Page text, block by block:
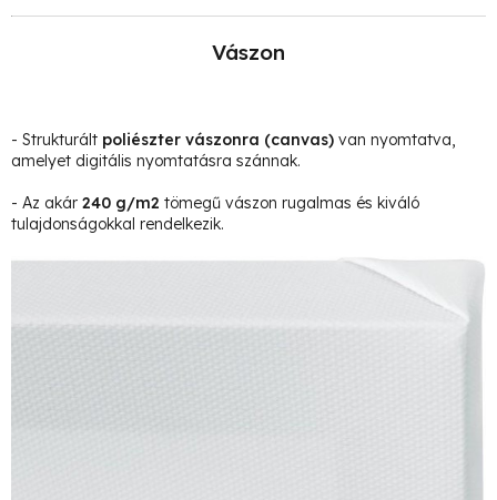
Vászon
- Strukturált poliészter vászonra (canvas) van nyomtatva,
amelyet digitális nyomtatásra szánnak.
- Az akár 240 g/m2 tömegű vászon rugalmas és kiváló
tulajdonságokkal rendelkezik.